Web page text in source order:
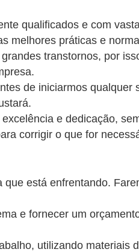
qualificados e com
melhores práticas e
transtornos, por
de iniciarmos qualquer
e dedicação,
corrigir o que for
está enfrentando.
e fornecer um
utilizando materiais